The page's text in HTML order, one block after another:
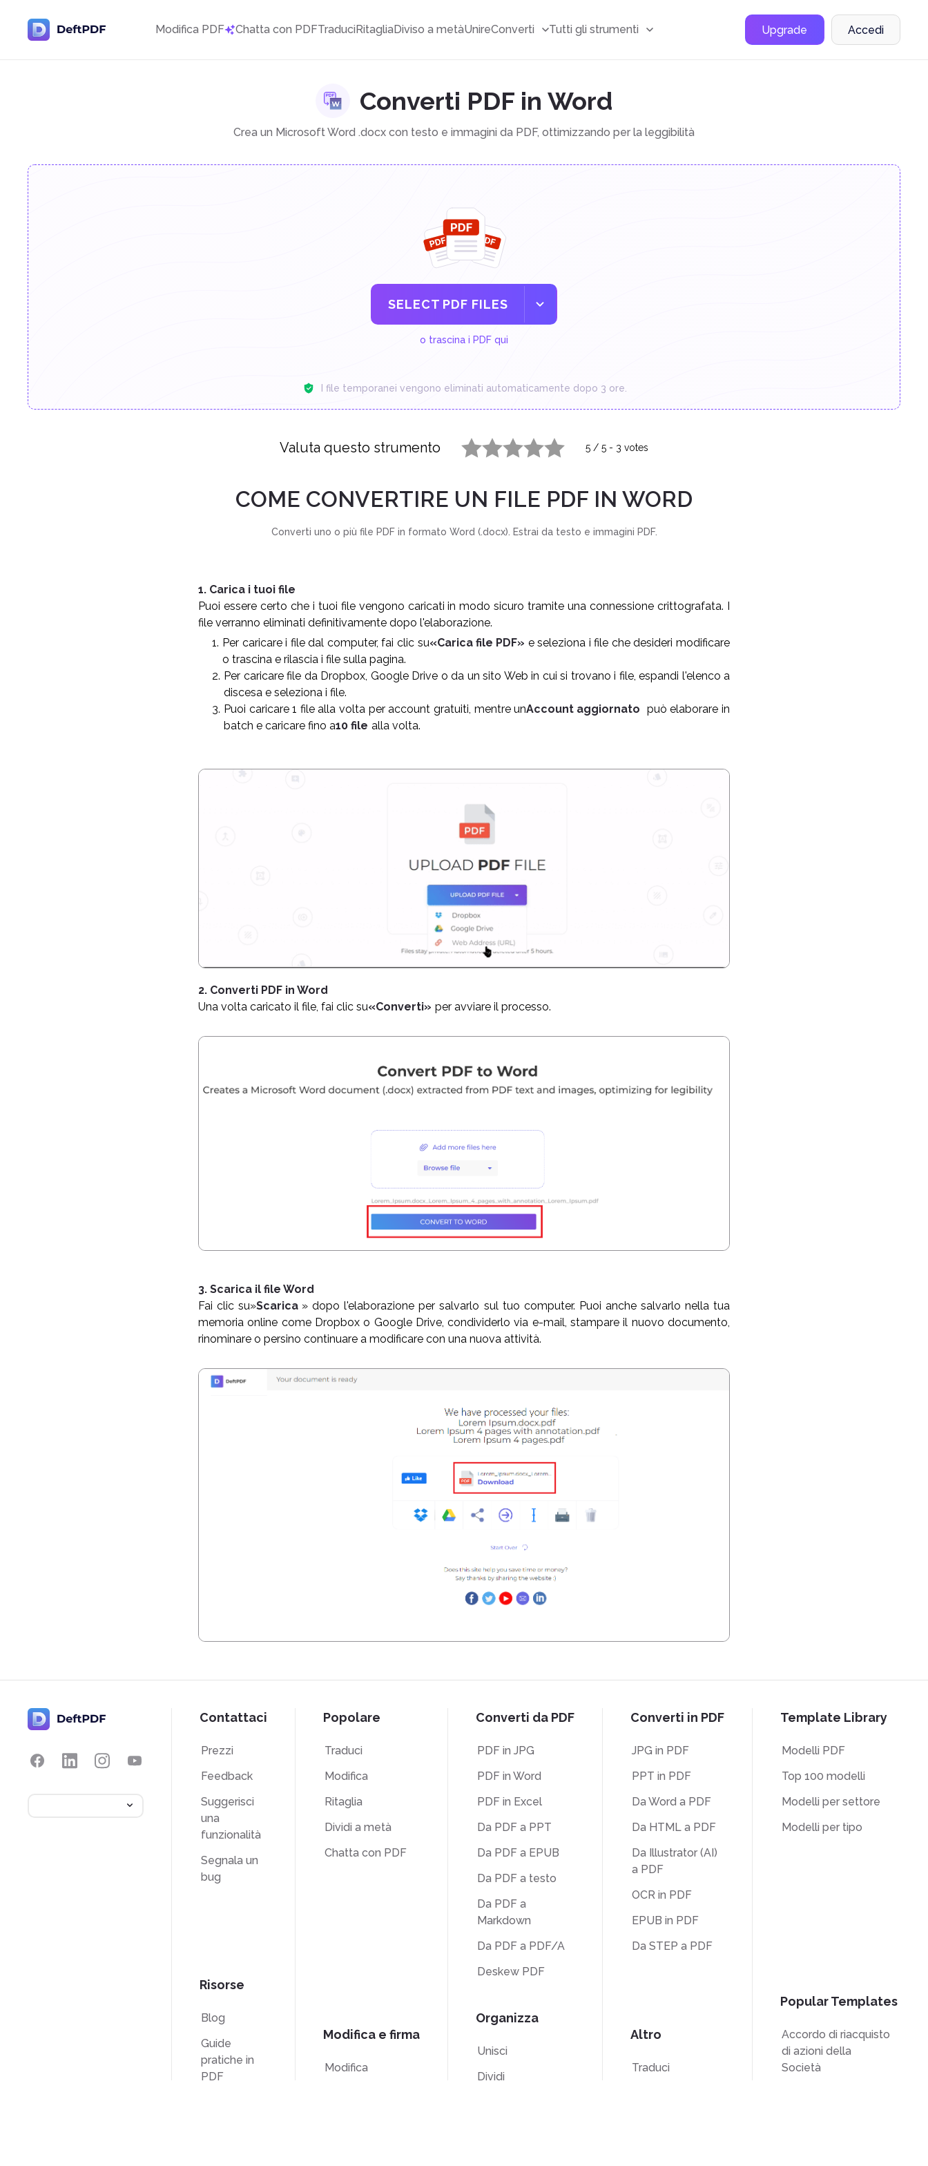
Modifica PDF Chatta con PDFTraduciRitagliaDiviso a metàUnireConverti Tutti gli strumenti Upgrade Accedi
Converti PDF in Word
Crea un Microsoft Word .docx con testo e immagini da PDF, ottimizzando per la leggibilità
SELECT PDF FILES
o trascina i PDF qui
I file temporanei vengono eliminati automaticamente dopo 3 ore.
Valuta questo strumento 5 / 5 - 3 votes
COME CONVERTIRE UN FILE PDF IN WORD
Converti uno o più file PDF in formato Word (.docx). Estrai da testo e immagini PDF.
1. Carica i tuoi file
Puoi essere certo che i tuoi file vengono caricati in modo sicuro tramite una connessione crittografata. I
file verranno eliminati definitivamente dopo l'elaborazione.
Per caricare i file dal computer, fai clic su«Carica file PDF» e seleziona i file che desideri modificare
o trascina e rilascia i file sulla pagina.
Per caricare file da Dropbox, Google Drive o da un sito Web in cui si trovano i file, espandi l'elenco a
discesa e seleziona i file.
Puoi caricare 1 file alla volta per account gratuiti, mentre unAccount aggiornato può elaborare in
batch e caricare fino a10 file alla volta.
2. Converti PDF in Word
Una volta caricato il file, fai clic su«Converti» per avviare il processo.
3. Scarica il file Word
Fai clic su»Scarica » dopo l'elaborazione per salvarlo sul tuo computer. Puoi anche salvarlo nella tua
memoria online come Dropbox o Google Drive, condividerlo via e-mail, stampare il nuovo documento,
rinominare o persino continuare a modificare con una nuova attività.
Contattaci
Prezzi
Feedback
Suggerisci
una
funzionalità
Segnala un
bug
Risorse
Blog
Guide
pratiche in
PDF
Popolare
Traduci
Modifica
Ritaglia
Dividi a metà
Chatta con PDF
Modifica e firma
Modifica
Converti da PDF
PDF in JPG
PDF in Word
PDF in Excel
Da PDF a PPT
Da PDF a EPUB
Da PDF a testo
Da PDF a
Markdown
Da PDF a PDF/A
Deskew PDF
Organizza
Unisci
Dividi
Converti in PDF
JPG in PDF
PPT in PDF
Da Word a PDF
Da HTML a PDF
Da Illustrator (AI)
a PDF
OCR in PDF
EPUB in PDF
Da STEP a PDF
Altro
Traduci
Template Library
Modelli PDF
Top 100 modelli
Modelli per settore
Modelli per tipo
Popular Templates
Accordo di riacquisto
di azioni della
Società